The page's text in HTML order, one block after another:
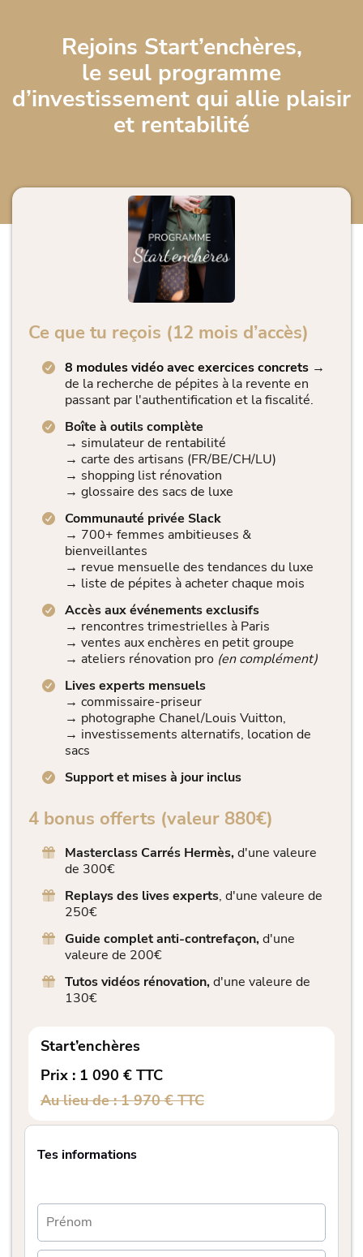
Rejoins Start’enchères,
le seul programme
d’investissement qui allie plaisir
et rentabilité
Ce que tu reçois (12 mois d’accès)
8 modules vidéo avec exercices concrets →
de la recherche de pépites à la revente en
passant par l'authentification et la fiscalité.
Boîte à outils complète
→ simulateur de rentabilité
→ carte des artisans (FR/BE/CH/LU)
→ shopping list rénovation
→ glossaire des sacs de luxe
Communauté privée Slack
→ 700+ femmes ambitieuses &
bienveillantes
→ revue mensuelle des tendances du luxe
→ liste de pépites à acheter chaque mois
Accès aux événements exclusifs
→ rencontres trimestrielles à Paris
→ ventes aux enchères en petit groupe
→ ateliers rénovation pro (en complément)
Lives experts mensuels
→ commissaire-priseur
→ photographe Chanel/Louis Vuitton,
→ investissements alternatifs, location de
sacs
Support et mises à jour inclus
4 bonus offerts (valeur 880€)
Masterclass Carrés Hermès,d'une valeure
de 300€
Replays des lives experts, d'une valeure de
250€
Guide complet anti-contrefaçon,d'une
valeure de 200€
Tutos vidéos rénovation,d'une valeure de
130€
Start’enchères
Prix : 1 090 € TTC
Au lieu de : 1 970 € TTC
Tes informations